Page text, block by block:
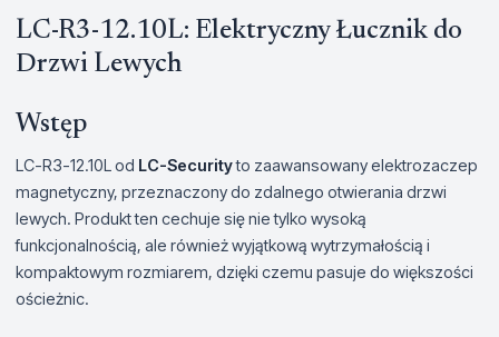
LC-R3-12.10L: Elektryczny Łucznik do
Drzwi Lewych
Wstęp
LC-R3-12.10L od LC-Securityto zaawansowany elektrozaczep
magnetyczny, przeznaczony do zdalnego otwierania drzwi
lewych. Produkt ten cechuje się nie tylko wysoką
funkcjonalnością, ale również wyjątkową wytrzymałością i
kompaktowym rozmiarem, dzięki czemu pasuje do większości
ościeżnic.